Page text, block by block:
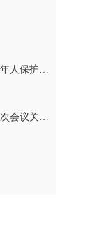
湖南省实施《中华人民共和国未成年人保护法》若干规定
湖南省第十四届人民代表大会第二次会议关于湖南省人民代表大会常务委员会工作报告的决议